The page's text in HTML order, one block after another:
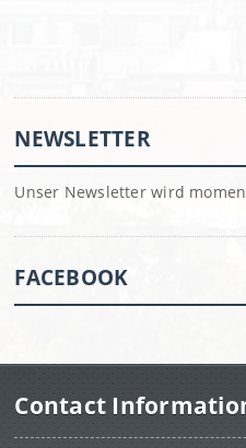
NEWSLETTER
Unser Newsletter wird
FACEBOOK
Contact